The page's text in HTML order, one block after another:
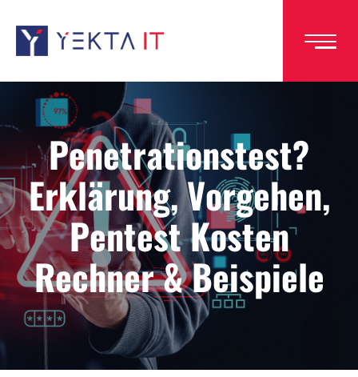
Penetrationstest?
Erklärung, Vorgehen,
Pentest Kosten
Rechner & Beispiele
Image